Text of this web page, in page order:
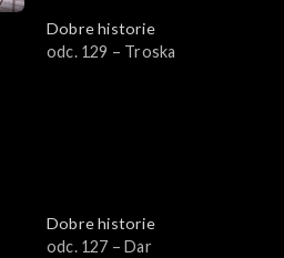
Dobre historie
odc. 129 – Troska
Dobre historie
odc. 127 – Dar